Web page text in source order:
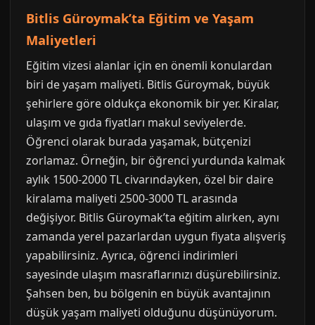
Bitlis Güroymak’ta Eğitim ve Yaşam
Maliyetleri
Eğitim vizesi alanlar için en önemli konulardan
biri de yaşam maliyeti. Bitlis Güroymak, büyük
şehirlere göre oldukça ekonomik bir yer. Kiralar,
ulaşım ve gıda fiyatları makul seviyelerde.
Öğrenci olarak burada yaşamak, bütçenizi
zorlamaz. Örneğin, bir öğrenci yurdunda kalmak
aylık 1500-2000 TL civarındayken, özel bir daire
kiralama maliyeti 2500-3000 TL arasında
değişiyor. Bitlis Güroymak’ta eğitim alırken, aynı
zamanda yerel pazarlardan uygun fiyata alışveriş
yapabilirsiniz. Ayrıca, öğrenci indirimleri
sayesinde ulaşım masraflarınızı düşürebilirsiniz.
Şahsen ben, bu bölgenin en büyük avantajının
düşük yaşam maliyeti olduğunu düşünüyorum.